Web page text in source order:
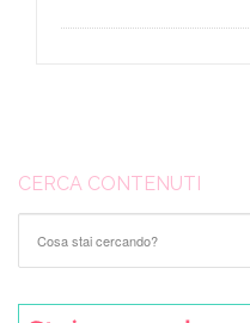
CERCA CONTENUTI